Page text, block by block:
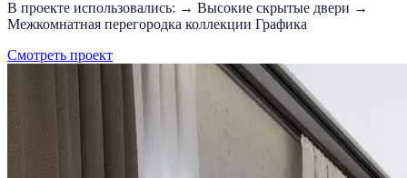
В проекте использовались: → Высокие скрытые двери →
Межкомнатная перегородка коллекции Графика
Смотреть проект